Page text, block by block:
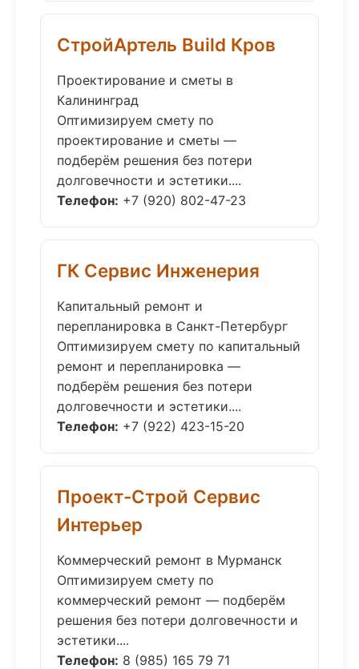
СтройАртель Build Кров
Проектирование и сметы в
Калининград
Оптимизируем смету по
проектирование и сметы —
подберём решения без потери
долговечности и эстетики....
Телефон: +7 (920) 802-47-23
ГК Сервис Инженерия
Капитальный ремонт и
перепланировка в Санкт-Петербург
Оптимизируем смету по капитальный
ремонт и перепланировка —
подберём решения без потери
долговечности и эстетики....
Телефон: +7 (922) 423-15-20
Проект-Строй Сервис
Интерьер
Коммерческий ремонт в Мурманск
Оптимизируем смету по
коммерческий ремонт — подберём
решения без потери долговечности и
эстетики....
Телефон: 8 (985) 165 79 71